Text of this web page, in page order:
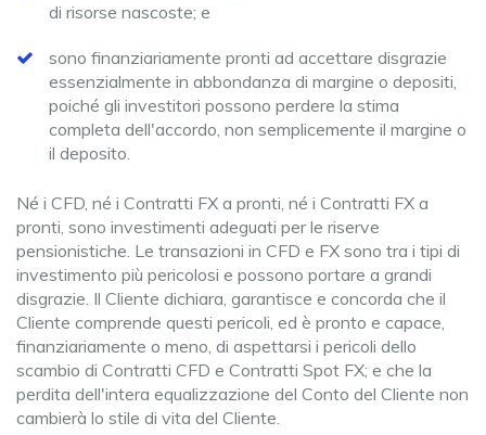
di risorse nascoste; e
sono finanziariamente pronti ad accettare disgrazie
essenzialmente in abbondanza di margine o depositi,
poiché gli investitori possono perdere la stima
completa dell'accordo, non semplicemente il margine o
il deposito.
Né i CFD, né i Contratti FX a pronti, né i Contratti FX a
pronti, sono investimenti adeguati per le riserve
pensionistiche. Le transazioni in CFD e FX sono tra i tipi di
investimento più pericolosi e possono portare a grandi
disgrazie. Il Cliente dichiara, garantisce e concorda che il
Cliente comprende questi pericoli, ed è pronto e capace,
finanziariamente o meno, di aspettarsi i pericoli dello
scambio di Contratti CFD e Contratti Spot FX; e che la
perdita dell'intera equalizzazione del Conto del Cliente non
cambierà lo stile di vita del Cliente.